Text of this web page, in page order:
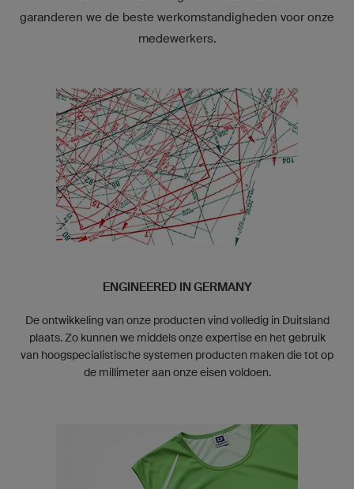
garanderen we de beste werkomstandigheden voor onze
medewerkers.
ENGINEERED IN GERMANY
De ontwikkeling van onze producten vind volledig in Duitsland
plaats. Zo kunnen we middels onze expertise en het gebruik
van hoogspecialistische systemen producten maken die tot op
de millimeter aan onze eisen voldoen.